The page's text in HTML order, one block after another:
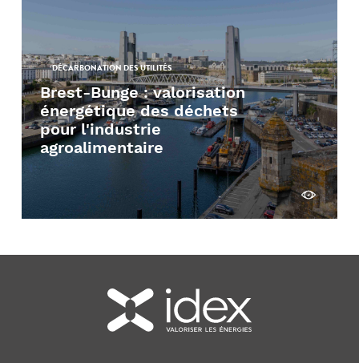
DÉCARBONATION DES UTILITÉS
Brest-Bunge : valorisation
énergétique des déchets
pour l'industrie
agroalimentaire
Découvrir